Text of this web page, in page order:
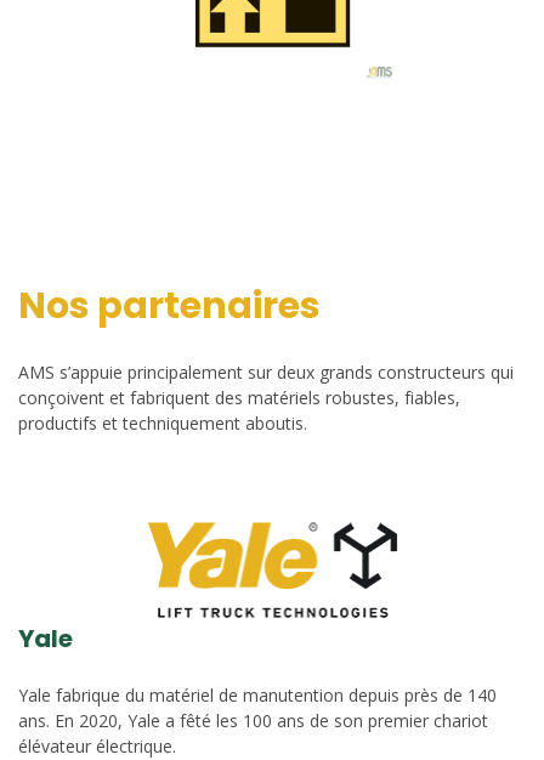
Nos partenaires
AMS s’appuie principalement sur deux grands constructeurs qui
conçoivent et fabriquent des matériels robustes, fiables,
productifs et techniquement aboutis.
Yale
Yale fabrique du matériel de manutention depuis près de 140
ans. En 2020, Yale a fêté les 100 ans de son premier chariot
élévateur électrique.